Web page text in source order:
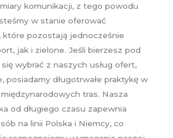
komunikacji, z tego powodu
w stanie oferować
które pozostają jednocześnie
jak i zielone. Jeśli bierzesz pod
się wybrać z naszych usług ofert,
posiadamy długotrwałe praktykę w
tras. Nasza
od długiego czasu zapewnia
na linii Polska i Niemcy, co